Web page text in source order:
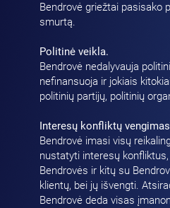
Bendrovė griežtai pasisako
smurtą.
Politinė veikla.
Bendrovė nedalyvauja
nefinansuoja ir jokiais
politinių partijų, politinių
Interesų konfliktų
Bendrovė imasi visų
nustatyti interesų
Bendrovės ir kitų su
klientų, bei jų išvengti.
Bendrovė deda visas